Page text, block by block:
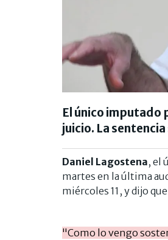
El único imputado
juicio. La
Daniel Lagostena, el
martes en la última
miércoles 11, y dijo
"Como lo vengo